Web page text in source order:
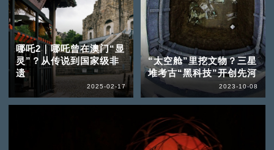
哪吒2｜哪吒曾在澳门“显
灵”？从传说到国家级非
遗
2025-02-17
“太空舱”里挖文物？三星
堆考古“黑科技”开创先河
2023-10-08